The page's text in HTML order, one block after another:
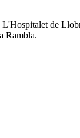
de
Rambla.